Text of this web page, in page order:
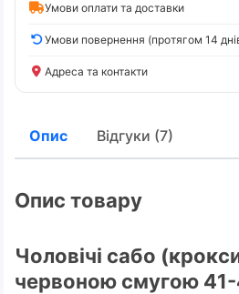
Умови оплати та доставки
Умови повернення (протягом 14
Адреса та контакти
Опис Відгуки (7)
Опис товару
Чоловічі сабо
червоною смугою